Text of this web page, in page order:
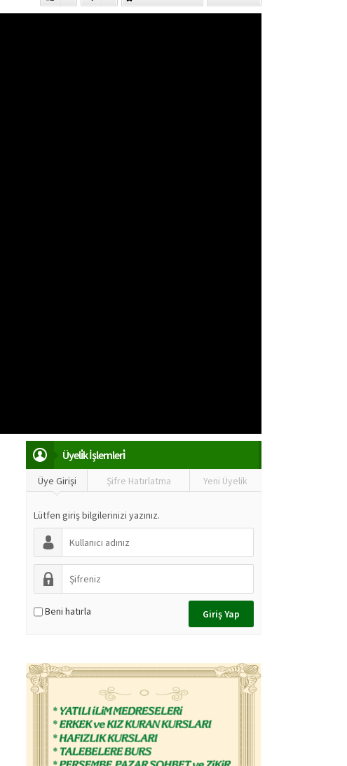
Üyeli̇k İşlemleri̇
Üye Girişi Şifre Hatırlatma Yeni Üyelik
Lütfen giriş bilgilerinizi yazınız.
Beni hatırla